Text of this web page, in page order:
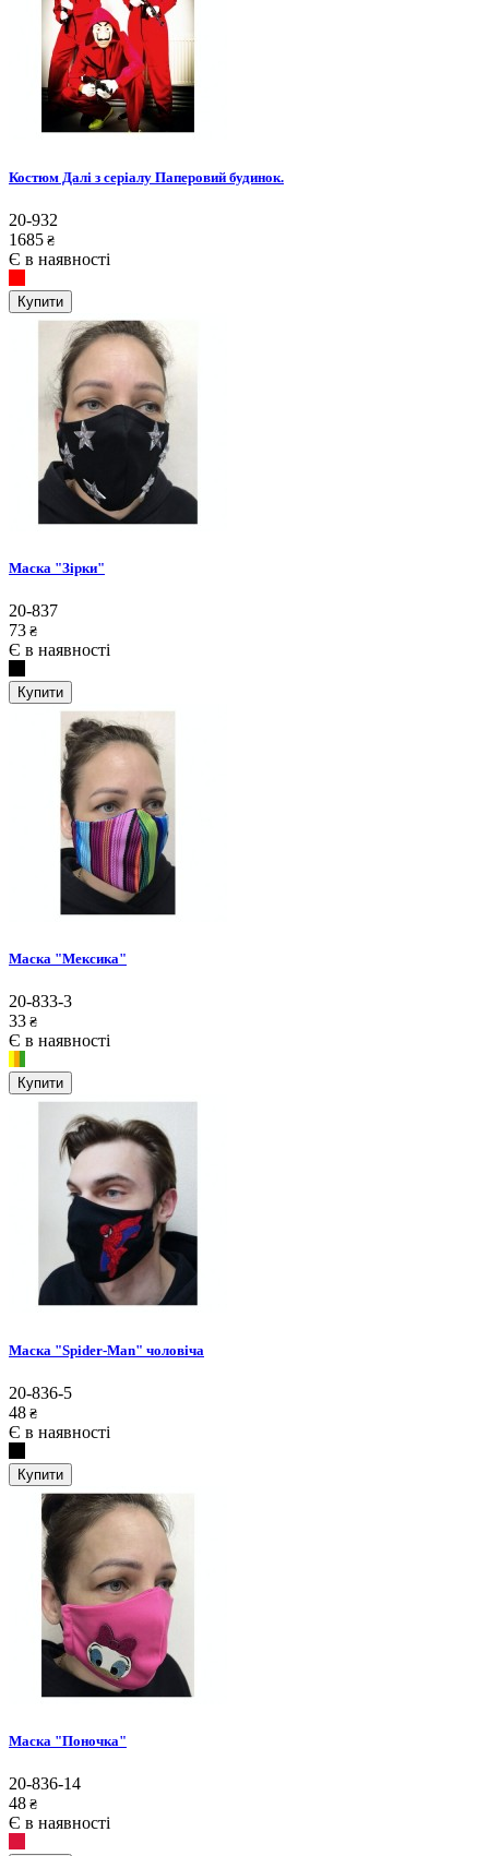
Костюм Далі з серіалу Паперовий будинок.
20-932
1685 ₴
Є в наявності
Купити
Маска "Зірки"
20-837
73 ₴
Є в наявності
Купити
Маска "Мексика"
20-833-3
33 ₴
Є в наявності
Купити
Маска "Spider-Man" чоловіча
20-836-5
48 ₴
Є в наявності
Купити
Маска "Поночка"
20-836-14
48 ₴
Є в наявності